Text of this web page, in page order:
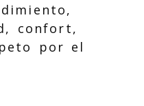
confort,
por el